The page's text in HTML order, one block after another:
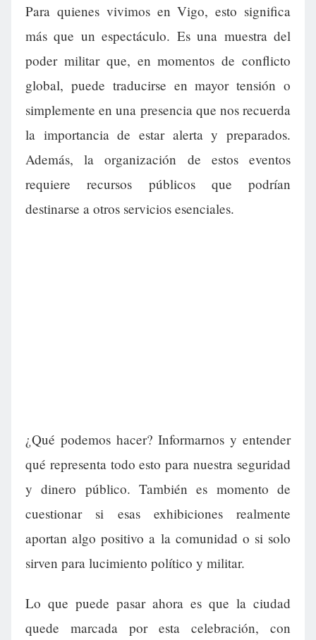
Para quienes vivimos en Vigo, esto significa
más que un espectáculo. Es una muestra del
poder militar que, en momentos de conflicto
global, puede traducirse en mayor tensión o
simplemente en una presencia que nos recuerda
la importancia de estar alerta y preparados.
Además, la organización de estos eventos
requiere recursos públicos que podrían
destinarse a otros servicios esenciales.
¿Qué podemos hacer? Informarnos y entender
qué representa todo esto para nuestra seguridad
y dinero público. También es momento de
cuestionar si esas exhibiciones realmente
aportan algo positivo a la comunidad o si solo
sirven para lucimiento político y militar.
Lo que puede pasar ahora es que la ciudad
quede marcada por esta celebración, con